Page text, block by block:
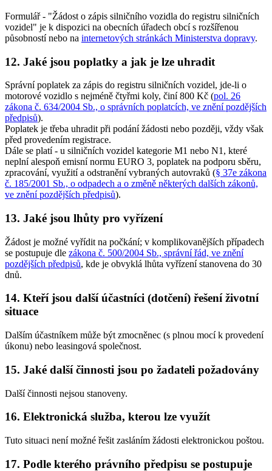
Formulář - "Žádost o zápis silničního vozidla do registru silničních
vozidel" je k dispozici na obecních úřadech obcí s rozšířenou
působností nebo na internetových stránkách Ministerstva dopravy.
12. Jaké jsou poplatky a jak je lze uhradit
Správní poplatek za zápis do registru silničních vozidel, jde-li o
motorové vozidlo s nejméně čtyřmi koly, činí 800 Kč (pol. 26
zákona č. 634/2004 Sb., o správních poplatcích, ve znění pozdějších
předpisů).
Poplatek je třeba uhradit při podání žádosti nebo později, vždy však
před provedením registrace.
Dále se platí - u silničních vozidel kategorie M1 nebo N1, které
neplní alespoň emisní normu EURO 3, poplatek na podporu sběru,
zpracování, využití a odstranění vybraných autovraků (§ 37e zákona
č. 185/2001 Sb., o odpadech a o změně některých dalších zákonů,
ve znění pozdějších předpisů).
13. Jaké jsou lhůty pro vyřízení
Žádost je možné vyřídit na počkání; v komplikovanějších případech
se postupuje dle zákona č. 500/2004 Sb., správní řád, ve znění
pozdějších předpisů, kde je obvyklá lhůta vyřízení stanovena do 30
dnů.
14. Kteří jsou další účastníci (dotčení) řešení životní
situace
Dalším účastníkem může být zmocněnec (s plnou mocí k provedení
úkonu) nebo leasingová společnost.
15. Jaké další činnosti jsou po žadateli požadovány
Další činnosti nejsou stanoveny.
16. Elektronická služba, kterou lze využít
Tuto situaci není možné řešit zasláním žádosti elektronickou poštou.
17. Podle kterého právního předpisu se postupuje